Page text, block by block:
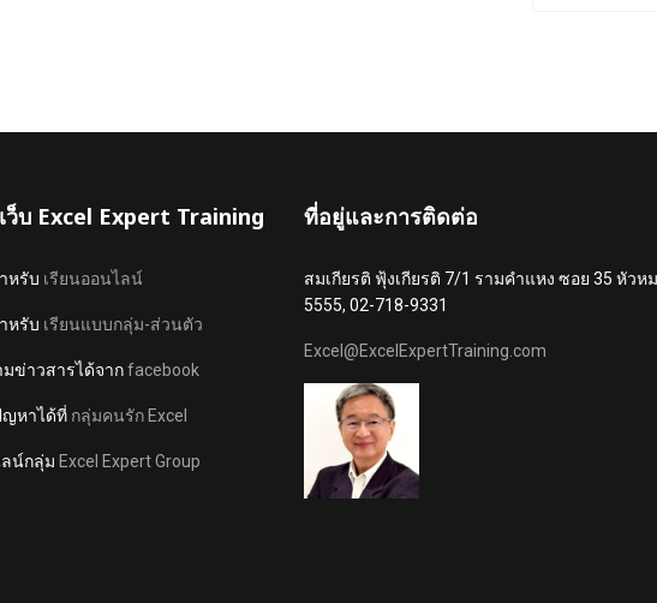
ว็บ Excel Expert Training
หรับ เรียนออนไลน์
หรับ เรียนแบบกลุ่ม-ส่วนตัว
ข่าวสารได้จากfacebook
ญหาได้ที่ กลุ่มคนรัก Excel
น์กลุ่ม Excel Expert Group
ที่อยู่และการติดต่อ
สมเกียรติ ฟุ้งเกียรติ 7/1 รามคำแหง ซอย 35 หัวห
5555, 02-718-9331
Excel@ExcelExpertTraining.com